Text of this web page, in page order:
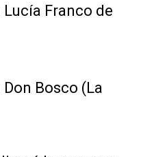
Franco de
Bosco (La